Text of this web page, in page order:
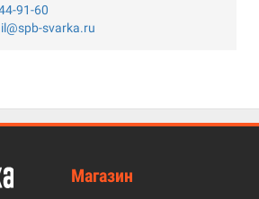
91-60
svarka.ru
Магазин